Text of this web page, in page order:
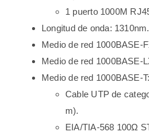
1 puerto 1000M
Longitud de onda: 1310nm.
Medio de red 1000BASE-
Medio de red 1000BASE-
Medio de red 1000BASE-T:
Cable UTP de
m).
EIA/TIA-568 100Ω